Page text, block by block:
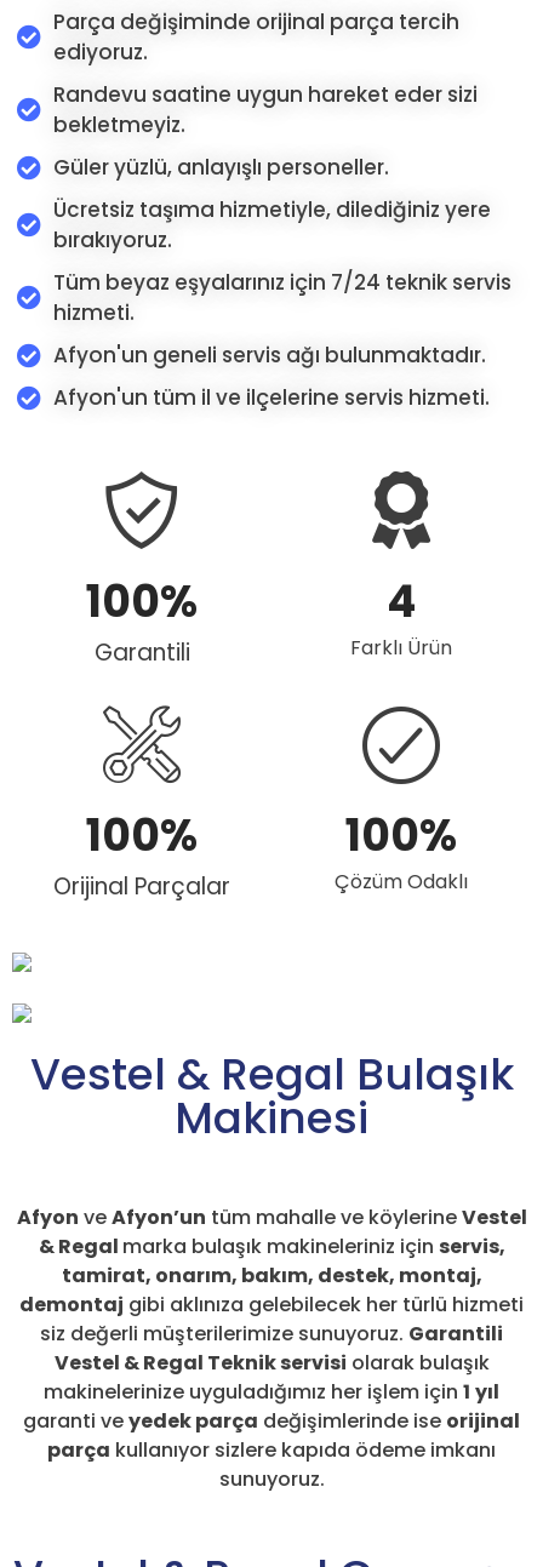
Parça değişiminde orijinal parça tercih
ediyoruz.
Randevu saatine uygun hareket eder sizi
bekletmeyiz.
Güler yüzlü, anlayışlı personeller.
Ücretsiz taşıma hizmetiyle, dilediğiniz yere
bırakıyoruz.
Tüm beyaz eşyalarınız için 7/24 teknik servis
hizmeti.
Afyon'un geneli servis ağı bulunmaktadır.
Afyon'un tüm il ve ilçelerine servis hizmeti.
100%
Garantili
4
Farklı Ürün
100%
Orijinal Parçalar
100%
Çözüm Odaklı
Vestel & Regal Bulaşık
Makinesi
Afyon veAfyon’un tüm mahalle ve köylerineVestel
& Regal marka bulaşık makineleriniz için servis,
tamirat, onarım, bakım, destek, montaj,
demontaj gibi aklınıza gelebilecek her türlü hizmeti
siz değerli müşterilerimize sunuyoruz. Garantili
Vestel & Regal Teknik servisi olarak bulaşık
makinelerinize uyguladığımız her işlem için 1 yıl
garanti veyedek parça değişimlerinde ise orijinal
parça kullanıyor sizlere kapıda ödeme imkanı
sunuyoruz.